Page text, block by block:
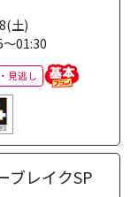
土)
～01:30
見逃し
ブレイクSP